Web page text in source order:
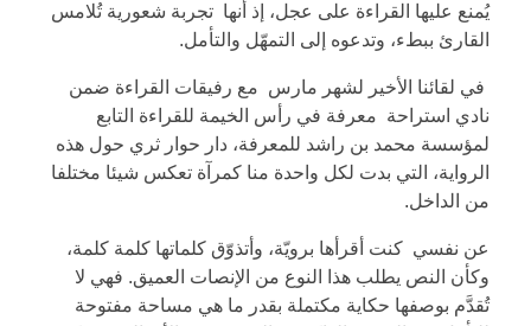
يُمنع عليها القراءة على عجل، إذ أنها تجربة شعورية تُلامس
القارئ ببطء، وتدعوه إلى التمهّل والتأمل.
في لقائنا الأخير لشهر مارس مع رفيقات القراءة ضمن
نادي استراحة معرفة في رأس الخيمة للقراءة التابع
لمؤسسة محمد بن راشد للمعرفة، دار حوار ثري حول هذه
الرواية، التي بدت لكل واحدة منا كمرآة تعكس شيئا مختلفا
من الداخل.
عن نفسي كنت أقرأها برويّة، وأتذوّق كلماتها كلمة كلمة،
وكأن النص يطلب هذا النوع من الإنصات العميق. فهي لا
تُقدَّم بوصفها حكاية مكتملة بقدر ما هي مساحة مفتوحة